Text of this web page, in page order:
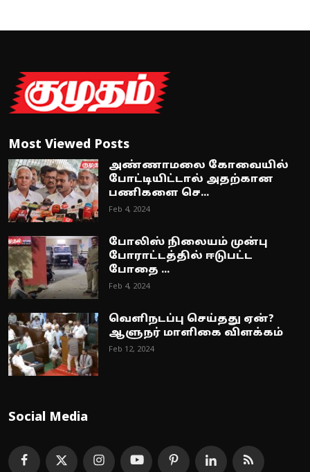
Most Viewed Posts
அண்ணாமலை கோவையில்
போட்டியிட்டால் அதற்கான
பணிகளை செ...
Feb 4, 2024
போலிஸ் நிலையம் முன்பு
போராட்டத்தில் ஈடுபட்ட
போதை ...
Feb 4, 2024
வெளிநடப்பு செய்தது ஏன்?
ஆளுநர் மாளிகை விளக்கம்
Feb 12, 2024
Social Media